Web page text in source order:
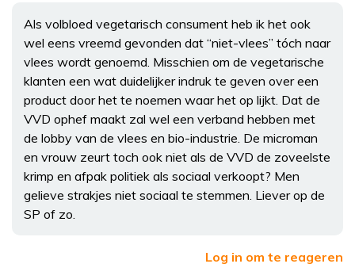
Als volbloed vegetarisch consument heb ik het ook
wel eens vreemd gevonden dat “niet-vlees” tóch naar
vlees wordt genoemd. Misschien om de vegetarische
klanten een wat duidelijker indruk te geven over een
product door het te noemen waar het op lijkt. Dat de
VVD ophef maakt zal wel een verband hebben met
de lobby van de vlees en bio-industrie. De microman
en vrouw zeurt toch ook niet als de VVD de zoveelste
krimp en afpak politiek als sociaal verkoopt? Men
gelieve strakjes niet sociaal te stemmen. Liever op de
SP of zo.
Log in om te reageren